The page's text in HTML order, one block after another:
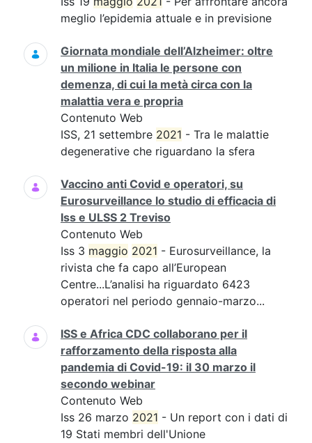
meglio l’epidemia attuale e in previsione
Giornata mondiale dell’Alzheimer: oltre
un milione in Italia le persone con
demenza, di cui la metà circa con la
malattia vera e propria
Contenuto Web
ISS, 21 settembre 2021 - Tra le malattie
degenerative che riguardano la sfera
Vaccino anti Covid e operatori, su
Eurosurveillance lo studio di efficacia di
Iss e ULSS 2 Treviso
Contenuto Web
Iss 3 maggio 2021 - Eurosurveillance, la
rivista che fa capo all’European
Centre...L’analisi ha riguardato 6423
operatori nel periodo gennaio-marzo...
ISS e Africa CDC collaborano per il
rafforzamento della risposta alla
pandemia di Covid-19: il 30 marzo il
secondo webinar
Contenuto Web
Iss 26 marzo 2021 - Un report con i dati di
19 Stati membri dell'Unione